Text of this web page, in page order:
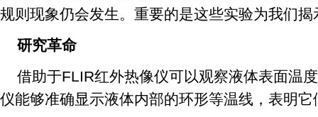
规则现象仍会发生。重要的是这些实验为我们
研究革命
借助于FLIR红外热像仪可以观察液体表面温
仪能够准确显示液体内部的环形等温线，表明